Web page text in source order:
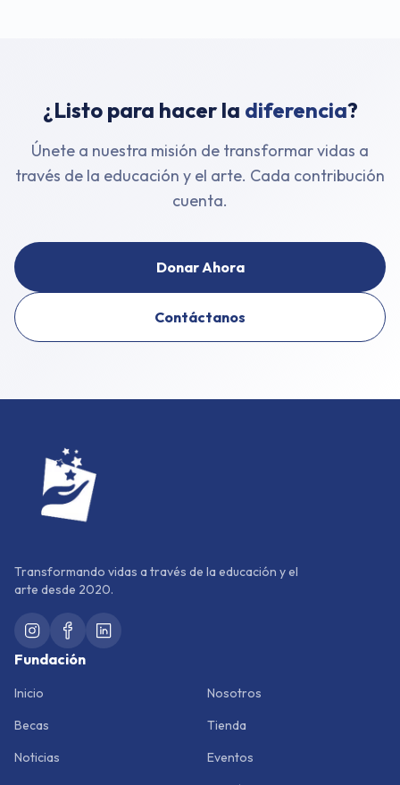
¿Listo para hacer la diferencia?
Únete a nuestra misión de transformar vidas a
través de la educación y el arte. Cada contribución
cuenta.
Donar Ahora
Contáctanos
Transformando vidas a través de la educación y el
arte desde 2020.
Fundación
Inicio
Nosotros
Becas
Tienda
Noticias
Eventos